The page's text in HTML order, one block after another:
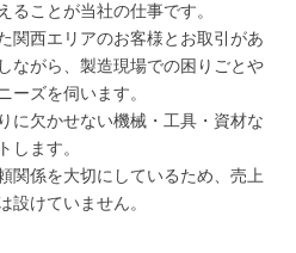
ることが当社の仕事です。
関西エリアのお客様とお取引があ
ながら、製造現場での困りごとや
ーズを伺います。
に欠かせない機械・工具・資材な
します。
関係を大切にしているため、売上
設けていません。